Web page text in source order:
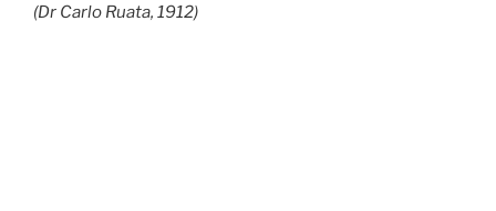
(Dr Carlo Ruata, 1912)